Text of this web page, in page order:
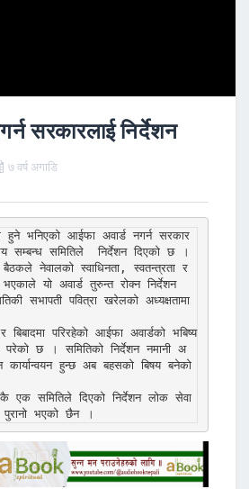
सरकारलाई निर्देशन
७ वर्ष अगाडि
सम्बन्ध समितिले  निर्देशन दिएको छ ।
यो अवार्ड तुरुन्त रोक्न निर्देशन
सभापती पवित्रा खरेलको अध्यक्षतामा
छ । समितिको निर्देशन नमानी अ
कार्यान्वयन हुन्छ अब बहसको बिषय बनेको
पुरानो भएको छैन ।